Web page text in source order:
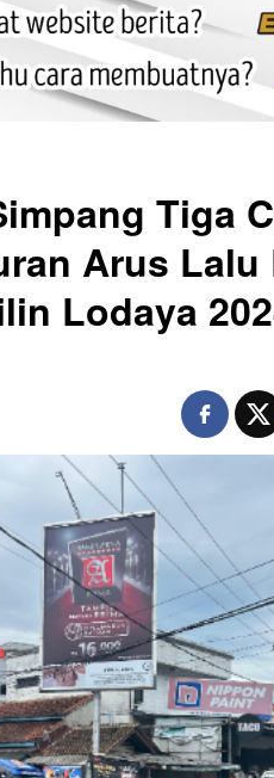
Tiga
Arus
Lodaya